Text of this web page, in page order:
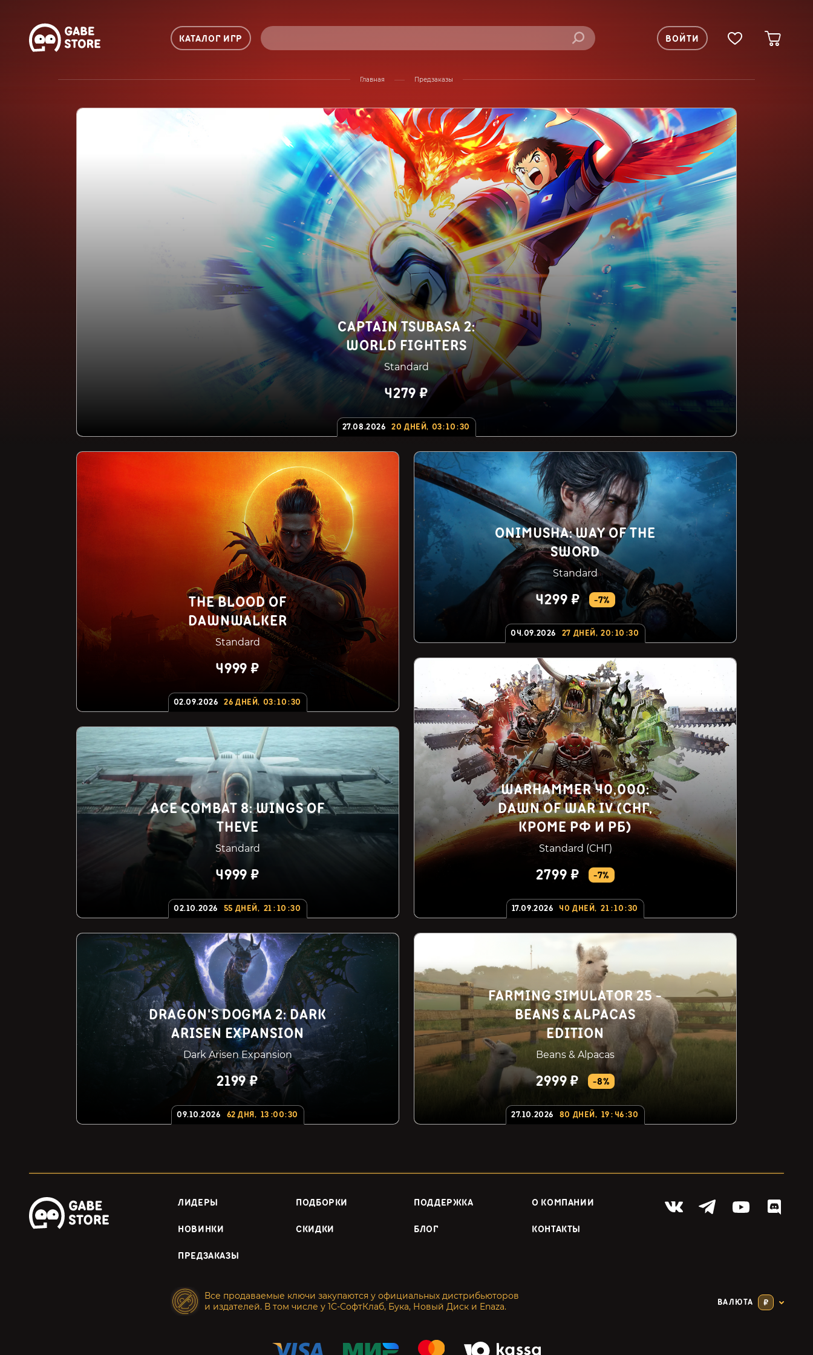
КАТАЛОГ ИГР ВОЙТИ
Главная Предзаказы
CAPTAIN TSUBASA 2:
WORLD FIGHTERS
Standard
4279 ₽
27.08.2026 20 ДНЕЙ, 03:10:29
THE BLOOD OF
DAWNWALKER
Standard
4999 ₽
02.09.2026 26 ДНЕЙ, 03:10:29
ONIMUSHA: WAY OF THE
SWORD
Standard
4299 ₽ -7%
04.09.2026 27 ДНЕЙ, 20:10 :29
WARHAMMER 40,000:
DAWN OF WAR IV (СНГ,
КРОМЕ РФ И РБ)
Standard (СНГ)
2799 ₽ -7%
17.09.2026 40 ДНЕЙ, 21:10:29
ACE COMBAT 8: WINGS OF
THEVE
Standard
4999 ₽
02.10.2026 55 ДНЕЙ, 21 :10 :29
DRAGON'S DOGMA 2: DARK
ARISEN EXPANSION
Dark Arisen Expansion
2199 ₽
09.10.2026 62 ДНЯ, 13 :00:29
FARMING SIMULATOR 25 -
BEANS & ALPACAS
EDITION
Beans & Alpacas
2999 ₽ -8%
27.10.2026 80 ДНЕЙ, 19 : 46:29
ЛИДЕРЫ ПОДБОРКИ ПОДДЕРЖКА О КОМПАНИИ
НОВИНКИ СКИДКИ БЛОГ КОНТАКТЫ
ПРЕДЗАКАЗЫ
Все продаваемые ключи закупаются у официальных дистрибьюторов
и издателей. В том числе у 1С-СофтКлаб, Бука, Новый Диск и Enaza.
ВАЛЮТА ₽